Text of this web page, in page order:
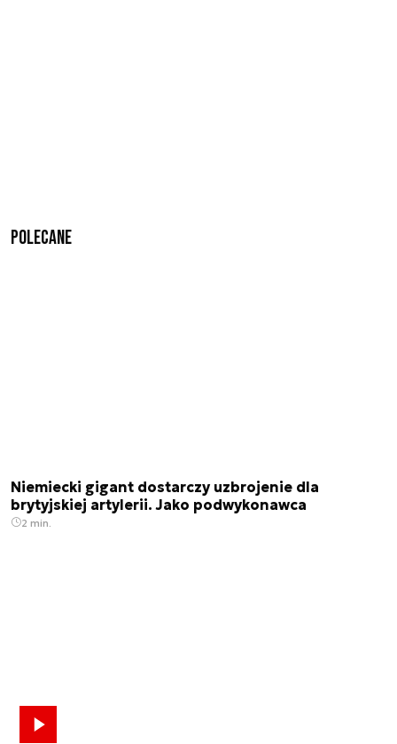
Polecane
Niemiecki gigant dostarczy uzbrojenie dla
brytyjskiej artylerii. Jako podwykonawca
2 min.